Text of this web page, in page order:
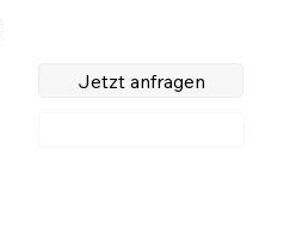
Jetzt anfragen